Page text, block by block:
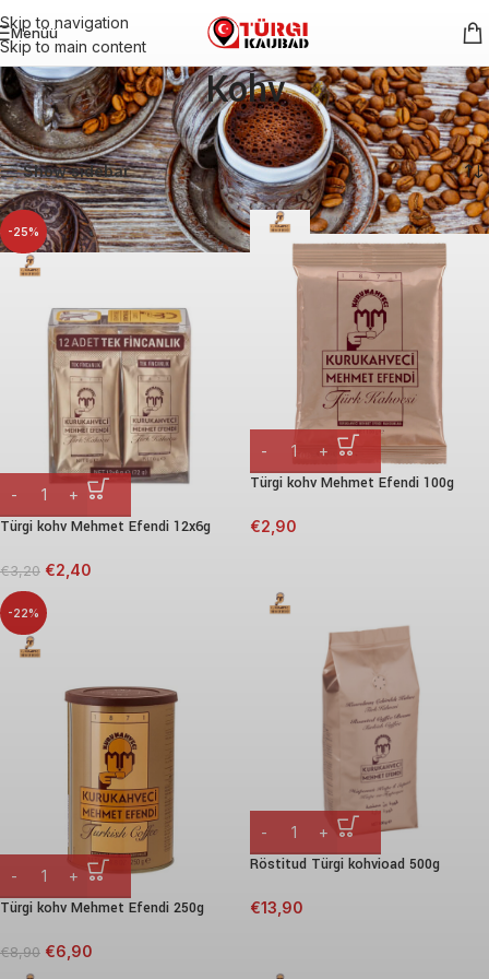
Skip to navigation
Skip to main content
Menüü
Kohv
Esileht Kuumad joogid Kohv Kuvatakse kõik 6 tulemust
Show sidebar
-25%
Türgi kohv Mehmet Efendi 12x6g
€3,20 €2,40
Türgi kohv Mehmet Efendi 100g
€2,90
-22%
Türgi kohv Mehmet Efendi 250g
€8,90 €6,90
Röstitud Türgi kohvioad 500g
€13,90